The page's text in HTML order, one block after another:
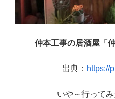
仲本工事の居酒屋「
出典： https://
いや～行って